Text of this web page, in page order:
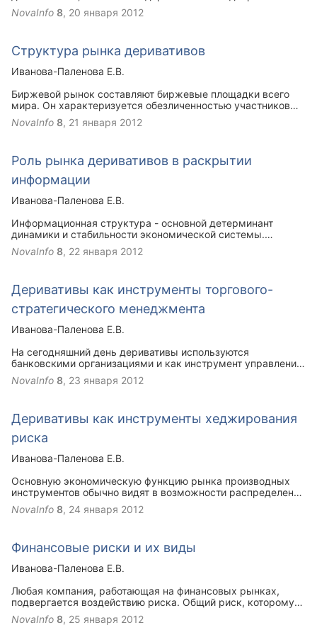
Отметим, что любой финансовый дериватив представляет
собой срочную сделку. Поэтому в дальнейшем изложении
же самым видам риска, что и традиционная деятельность
фирм, т.е. деривативы не приносят для участников новых
NovaInfo 8, 20 января 2012
Структура рынка деривативов
Иванова-Паленова Е.В.
Биржевой рынок составляют биржевые площадки всего
мира. Он характеризуется обезличенностью участников
торговли (контрагент по сделке, как правило, неизвестен).
Характеристики инструментов, предлагаемых к торговле,
Московская межбанковская валютная биржа (ММВБ).
NovaInfo 8, 21 января 2012
Роль рынка деривативов в раскрытии
информации
Иванова-Паленова Е.В.
Информационная структура - основной детерминант
динамики и стабильности экономической системы.
Деривативы обеспечивают распространение информации и
раскрытие цен. Левередж и низкие издержки при торговле
информации, заключенной в рыночной цене, тем самым
истинному значению.
NovaInfo 8, 22 января 2012
Деривативы как инструменты торгового-
стратегического менеджмента
Иванова-Паленова Е.В.
На сегодняшний день деривативы используются
банковскими организациями и как инструмент управления
риском, и как источник получения дохода. С точки зрения
управления риском, они позволяют финансовым
финансовых инструментов и товаров. При разумном
методом уменьшения определенных рисков через
операции хеджирования.
NovaInfo 8, 23 января 2012
Деривативы как инструменты хеджирования
риска
Иванова-Паленова Е.В.
Основную экономическую функцию рынка производных
инструментов обычно видят в возможности распределения
или устранения риска.
NovaInfo 8, 24 января 2012
Финансовые риски и их виды
Иванова-Паленова Е.В.
Любая компания, работающая на финансовых рынках,
подвергается воздействию риска. Общий риск, которому
подвергается компания, состоит из нескольких
составляющих. На сегодняшний момент регулирующие
NovaInfo 8, 25 января 2012